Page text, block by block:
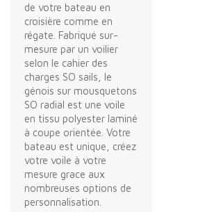
de votre bateau en
croisière comme en
régate. Fabriqué sur-
mesure par un voilier
selon le cahier des
charges SO sails, le
génois sur mousquetons
SO radial est une voile
en tissu polyester laminé
à coupe orientée. Votre
bateau est unique, créez
votre voile à votre
mesure grace aux
nombreuses options de
personnalisation.